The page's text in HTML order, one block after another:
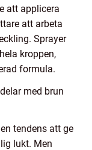
att applicera
att arbeta
Sprayer
kroppen,
formula.
med brun
tendens att ge
lukt. Men